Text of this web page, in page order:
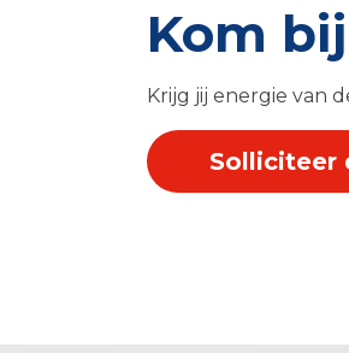
Kom
Krijg jij energie van
Solliciteer